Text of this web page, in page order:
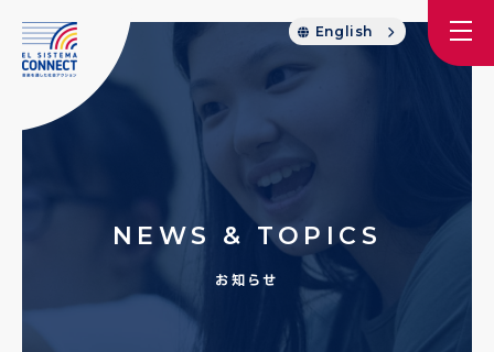
English
NEWS & TOPICS
お知らせ